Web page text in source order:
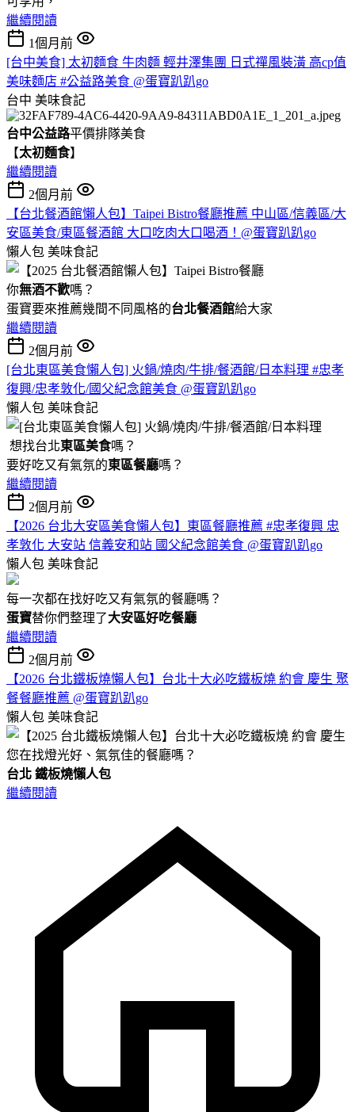
繼續閱讀
1個月前
[台中美食] 太初麵食 牛肉麵 輕井澤集團 日式禪風裝潢 高cp值
美味麵店 #公益路美食 @蛋寶趴趴go
台中 美味食記
台中公益路平價排隊美食
【太初麵食】
繼續閱讀
2個月前
【台北餐酒館懶人包】Taipei Bistro餐廳推薦 中山區/信義區/大
安區美食/東區餐酒館 大口吃肉大口喝酒！@蛋寶趴趴go
懶人包 美味食記
你無酒不歡嗎？
蛋寶要來推薦幾間不同風格的台北餐酒館給大家
繼續閱讀
2個月前
[台北東區美食懶人包] 火鍋/燒肉/牛排/餐酒館/日本料理 #忠孝
復興/忠孝敦化/國父紀念館美食 @蛋寶趴趴go
懶人包 美味食記
想找台北東區美食嗎？
要好吃又有氣氛的東區餐廳嗎？
繼續閱讀
2個月前
【2026 台北大安區美食懶人包】東區餐廳推薦 #忠孝復興 忠
孝敦化 大安站 信義安和站 國父紀念館美食 @蛋寶趴趴go
懶人包 美味食記
每一次都在找好吃又有氣氛的餐廳嗎？
蛋寶替你們整理了大安區好吃餐廳
繼續閱讀
2個月前
【2026 台北鐵板燒懶人包】台北十大必吃鐵板燒 約會 慶生 聚
餐餐廳推薦 @蛋寶趴趴go
懶人包 美味食記
您在找燈光好、氣氛佳的餐廳嗎？
台北 鐵板燒懶人包
繼續閱讀